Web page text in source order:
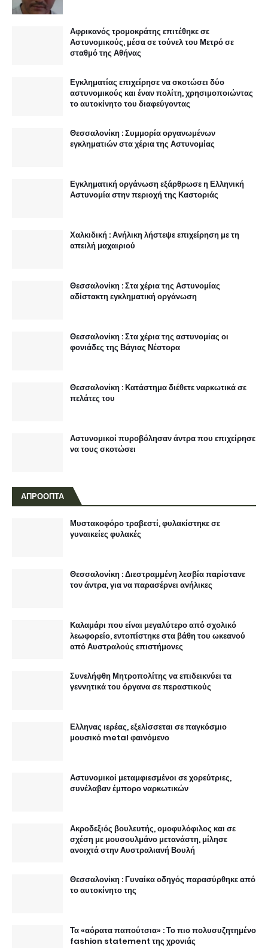
Αφρικανός τρομοκράτης επιτέθηκε σε
Αστυνομικούς, μέσα σε τούνελ του Μετρό σε
σταθμό της Αθήνας
Εγκληματίας επιχείρησε να σκοτώσει δύο
αστυνομικούς και έναν πολίτη, χρησιμοποιώντας
το αυτοκίνητο του διαφεύγοντας
Θεσσαλονίκη : Συμμορία οργανωμένων
εγκληματιών στα χέρια της Αστυνομίας
Εγκληματική οργάνωση εξάρθρωσε η Ελληνική
Αστυνομία στην περιοχή της Καστοριάς
Χαλκιδική : Ανήλικη λήστεψε επιχείρηση με τη
απειλή μαχαιριού
Θεσσαλονίκη : Στα χέρια της Αστυνομίας
αδίστακτη εγκληματική οργάνωση
Θεσσαλονίκη : Στα χέρια της αστυνομίας οι
φονιάδες της Βάγιας Νέστορα
Θεσσαλονίκη : Κατάστημα διέθετε ναρκωτικά σε
πελάτες του
Αστυνομικοί πυροβόλησαν άντρα που επιχείρησε
να τους σκοτώσει
ΑΠΡΟΟΠΤΑ
Μυστακοφόρο τραβεστί, φυλακίστηκε σε
γυναικείες φυλακές
Θεσσαλονίκη : Διεστραμμένη λεσβία παρίστανε
τον άντρα, για να παρασέρνει ανήλικες
Καλαμάρι που είναι μεγαλύτερο από σχολικό
λεωφορείο, εντοπίστηκε στα βάθη του ωκεανού
από Αυστραλούς επιστήμονες
Συνελήφθη Μητροπολίτης να επιδεικνύει τα
γεννητικά του όργανα σε περαστικούς
Ελληνας ιερέας, εξελίσσεται σε παγκόσμιο
μουσικό metal φαινόμενο
Αστυνομικοί μεταμφιεσμένοι σε χορεύτριες,
συνέλαβαν έμπορο ναρκωτικών
Ακροδεξιός βουλευτής, ομοφυλόφιλος και σε
σχέση με μουσουλμάνο μετανάστη, μίλησε
ανοιχτά στην Αυστραλιανή Βουλή
Θεσσαλονίκη : Γυναίκα οδηγός παρασύρθηκε από
το αυτοκίνητο της
Τα «αόρατα παπούτσια» : Το πιο πολυσυζητημένο
fashion statement της χρονιάς